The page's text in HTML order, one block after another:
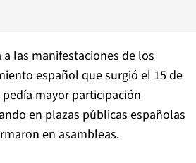
las manifestaciones de los
español que surgió el 15 de
mayor participación
en plazas públicas españolas
en asambleas.